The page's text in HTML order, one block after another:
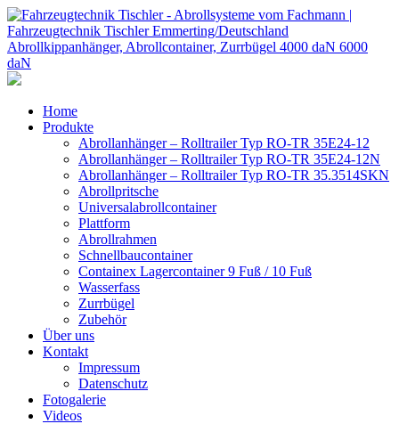
Home
Produkte
Abrollanhänger – Rolltrailer Typ RO-TR 35E24-12
Abrollanhänger – Rolltrailer Typ RO-TR 35E24-12N
Abrollanhänger – Rolltrailer Typ RO-TR 35.3514SKN
Abrollpritsche
Universalabrollcontainer
Plattform
Abrollrahmen
Schnellbaucontainer
Containex Lagercontainer 9 Fuß / 10 Fuß
Wasserfass
Zurrbügel
Zubehör
Über uns
Kontakt
Impressum
Datenschutz
Fotogalerie
Videos